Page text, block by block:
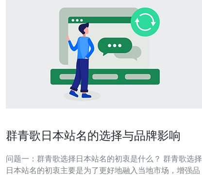
群青歌日本站名的选择与品牌影响
问题一：群青歌选择日本站名的初衷是什么？ 群青歌选择
日本站名的初衷主要是为了更好地融入当地市场，增强品